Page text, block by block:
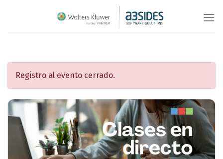
Registro al evento cerrado.